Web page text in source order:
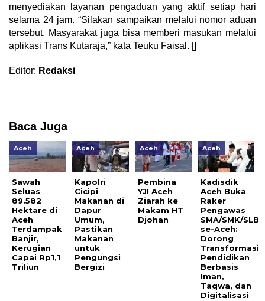
menyediakan layanan pengaduan yang aktif setiap hari
selama 24 jam. “Silakan sampaikan melalui nomor aduan
tersebut. Masyarakat juga bisa memberi masukan melalui
aplikasi Trans Kutaraja,” kata Teuku Faisal. []
Editor: Redaksi
Baca Juga
Aceh
Sawah
Seluas
89.582
Hektare di
Aceh
Terdampak
Banjir,
Kerugian
Capai Rp1,1
Triliun
Aceh
Kapolri
Cicipi
Makanan di
Dapur
Umum,
Pastikan
Makanan
untuk
Pengungsi
Bergizi
Aceh
Pembina
YJI Aceh
Ziarah ke
Makam HT
Djohan
Aceh
Kadisdik
Aceh Buka
Raker
Pengawas
SMA/SMK/SLB
se-Aceh:
Dorong
Transformasi
Pendidikan
Berbasis
Iman,
Taqwa, dan
Digitalisasi